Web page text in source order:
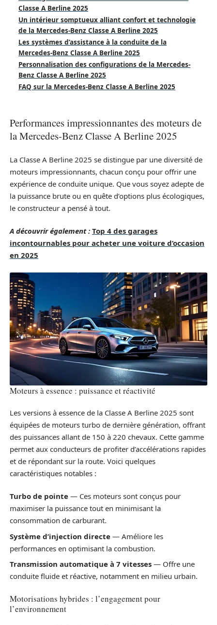
Classe A Berline 2025
Un intérieur somptueux alliant confort et technologie
de la Mercedes-Benz Classe A Berline 2025
Les systèmes d’assistance à la conduite de la
Mercedes-Benz Classe A Berline 2025
Personnalisation des configurations de la Mercedes-
Benz Classe A Berline 2025
FAQ sur la Mercedes-Benz Classe A Berline 2025
Performances impressionnantes des moteurs de
la Mercedes-Benz Classe A Berline 2025
La Classe A Berline 2025 se distingue par une diversité de
moteurs impressionnants, chacun conçu pour offrir une
expérience de conduite unique. Que vous soyez adepte de
la puissance brute ou en quête d’options plus écologiques,
le constructeur a pensé à tout.
A découvrir également : Top 4 des garages
incontournables pour acheter une voiture d’occasion
en 2025
Moteurs à essence : puissance et réactivité
Les versions à essence de la Classe A Berline 2025 sont
équipées de moteurs turbo de dernière génération, offrant
des puissances allant de 150 à 220 chevaux. Cette gamme
permet aux conducteurs de profiter d’accélérations rapides
et de répondant sur la route. Voici quelques
caractéristiques notables :
Turbo de pointe — Ces moteurs sont conçus pour
maximiser la puissance tout en minimisant la
consommation de carburant.
Système d’injection directe — Améliore les
performances en optimisant la combustion.
Transmission automatique à 7 vitesses — Offre une
conduite fluide et réactive, notamment en milieu urbain.
Motorisations hybrides : l’engagement pour
l’environnement